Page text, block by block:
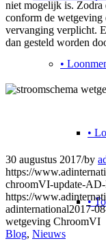
•
•
•
niet mogelijk is. Zodra
conform de wetgeving
vervanging verplicht.
dan gesteld worden
30 augustus 2017/by
https://
chroomVI-update-
https://
adinternational2017-
wetgeving ChroomVI
Blog, Nieuws